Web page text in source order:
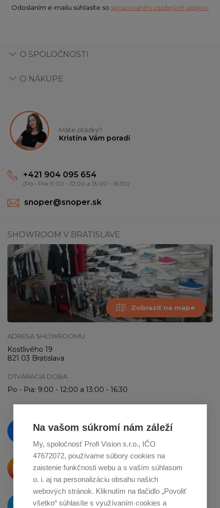
Odoslaním e-mailu súhlasíte so spracovaním osobných údajov.
O SPOLOČNOSTI
O NÁKUPE
Máte otázky?
Kristína Vám poradí
+421 904 095 654
(Po - Pia: 9:00 - 12:00 a 13:00 - 16:30)
snoper@snoper.sk
SHOWROOM V BRATISLAVE
Zobraziť na mape
ADRESA SHOWROOMU
Kostlivého 19
821 03 Bratislava
OTVÁRACIA DOBA
Po - Pia: 9:00 - 12:00 a 13:00 - 16:30
Vzdelávajte se a sledujte nás
Krásne produkty si priamo hovoria
o zdieľanie naInstagrame
O novinkách píšeme
Na vašom súkromí nám záleží
My, spoločnosť Profi Vision s.r.o., IČO
47672072, používame súbory cookies na
zaistenie funkčnosti webu a s vaším súhlasom
o. i. aj na personalizáciu obsahu našich
webových stránok. Kliknutím na tlačidlo „Povoliť
všetko“ súhlasíte s využívaním cookies a